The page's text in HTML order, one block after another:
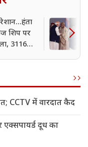
शिप पर
3116
CCTV में वारदात कैद
दूध का